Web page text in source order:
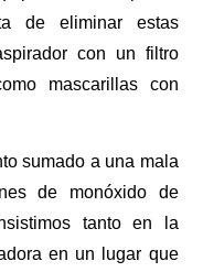
de eliminar estas
con un filtro
mascarillas con
sumado a una mala
de monóxido de
tanto en la
en un lugar que